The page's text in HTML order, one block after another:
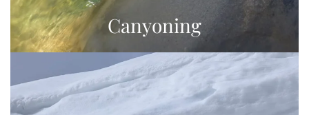
Canyoning